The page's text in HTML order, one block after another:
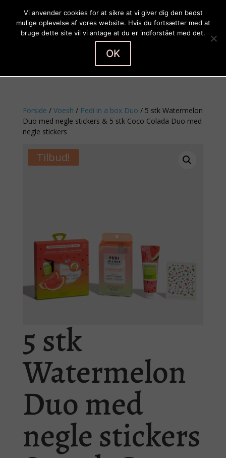
Forside / Voesh / Pedi in a box Duo / 5 stk Watermelon
Duo med negle stickers & 5 stk Coco Colada Duo med
negle stickers
Tilbud!
5 stk
Watermelon
Duo med
negle stickers
Vi anvender cookies for at sikre at vi giver dig den bedst
mulige oplevelse af vores website. Hvis du fortsætter med at
bruge dette site vil vi antage at du er indforstået med det.
OK